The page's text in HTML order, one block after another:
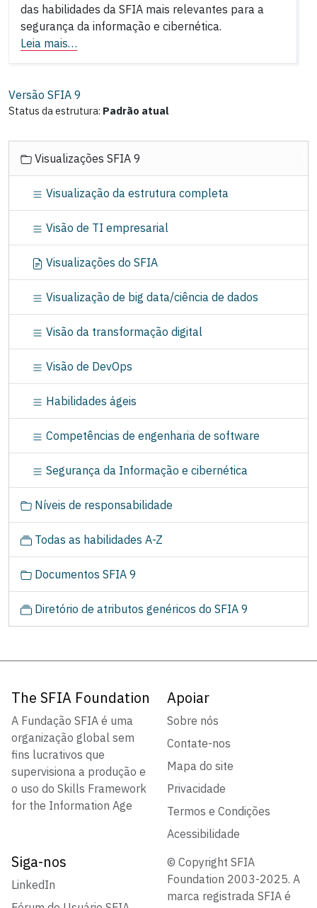
das habilidades da SFIA mais relevantes para a
segurança da informação e cibernética.
Leia mais…
Versão SFIA 9
Status da estrutura: Padrão atual
o
Visualizações SFIA 9
Visualização da estrutura completa
Visão de TI empresarial
Visualizações do SFIA
Visualização de big data/ciência de dados
Visão da transformação digital
Visão de DevOps
Habilidades ágeis
Competências de engenharia de software
Segurança da Informação e cibernética
Níveis de responsabilidade
Todas as habilidades A-Z
Documentos SFIA 9
Diretório de atributos genéricos do SFIA 9
The SFIA Foundation
A Fundação SFIA é uma
organização global sem
fins lucrativos que
supervisiona a produção e
o uso do Skills Framework
for the Information Age
Apoiar
Sobre nós
Contate-nos
Mapa do site
Privacidade
Termos e Condições
Acessibilidade
Siga-nos
LinkedIn
© Copyright SFIA
Foundation 2003-2025. A
marca registrada SFIA é